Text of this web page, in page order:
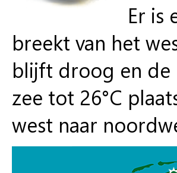
Er is
breekt van het
blijft droog en de
zee tot 26°C
west naar